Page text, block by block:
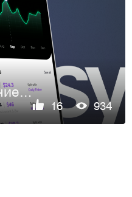
Econsy – Приложение для разделения счета
16 934